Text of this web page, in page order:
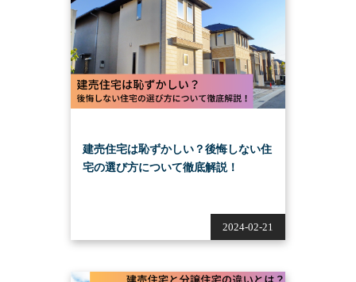
2024-02-21
建売住宅は恥ずかしい？後悔しない住
宅の選び方について徹底解説！